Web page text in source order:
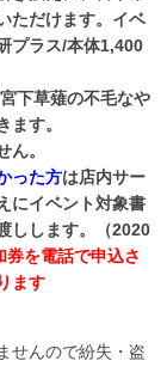
ただけます。イベ
プラス/本体1,400
下草薙の不毛なや
ます。
ん。
った方は店内サー
にイベント対象書
しします。（2020
券を電話で申込さ
ます
せんので紛失・盗